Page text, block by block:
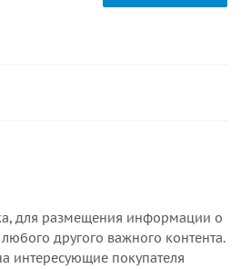
для размещения информации о
другого важного контента.
интересующие покупателя